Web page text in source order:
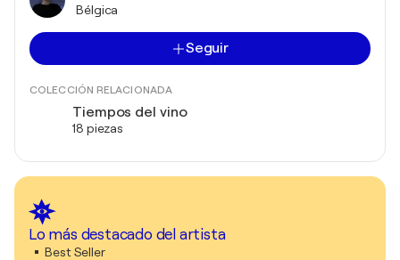
Bélgica
Seguir
COLECCIÓN RELACIONADA
Tiempos del vino
18 piezas
Lo más destacado del artista
Best Seller